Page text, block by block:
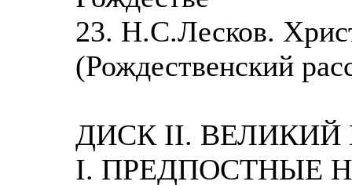
23. Н.С.Лесков.
(Рождественский
ДИСК II. ВЕЛИКИЙ
I. ПРЕДПОСТНЫЕ